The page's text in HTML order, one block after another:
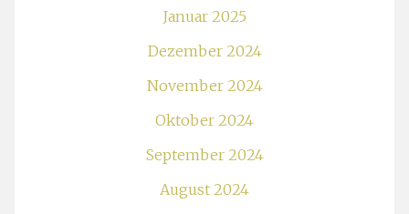
Januar 2025
Dezember 2024
November 2024
Oktober 2024
September 2024
August 2024